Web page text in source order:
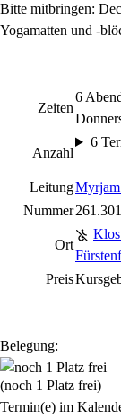
Bitte mitbringen:
Yogamatten und -
Zeiten
6
Anzahl
6
Leitung
Nummer
Ort
Preis
Belegung:
(noch 1 Platz frei)
Termin(e) im